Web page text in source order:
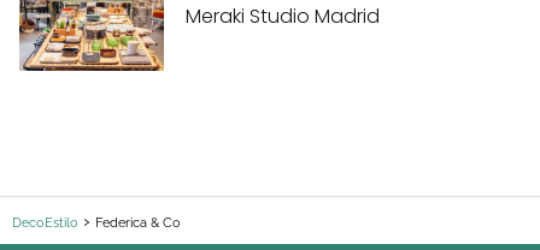
Meraki Studio Madrid
DecoEstilo Federica & Co